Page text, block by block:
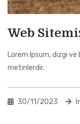
Web
Lorem Ipsum, dizgi ve
metinlerdir.
30/11/2023